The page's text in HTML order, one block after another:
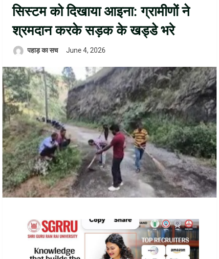
सिस्टम को दिखाया आइना: ग्रामीणों ने
श्रमदान करके सड़क के खड्डे भरे
पहाड़ का सच June 4, 2026